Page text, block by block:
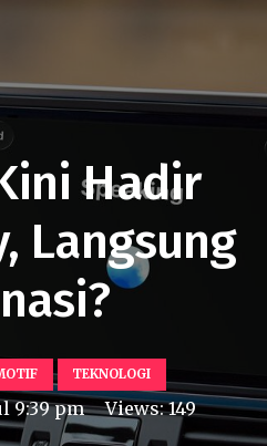
Hadir
Langsung
TEKNOLOGI
9:39 pm Views:149